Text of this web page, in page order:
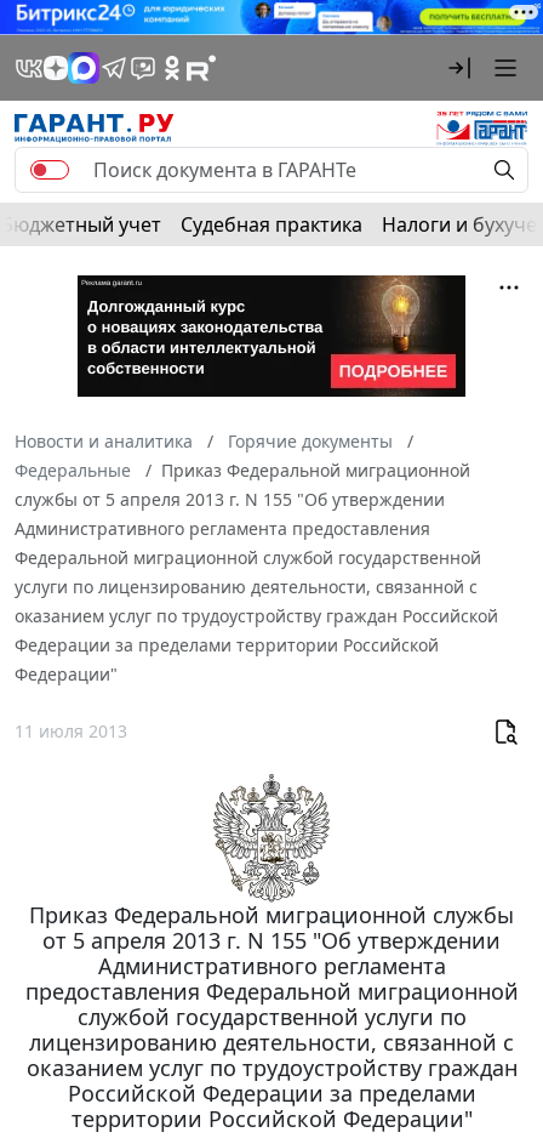
Бюджетный учет Судебная практика Налоги и
Новости и аналитика
Горячие документы
Федеральные
Приказ Федеральной миграционной
службы от 5 апреля 2013 г. N 155 "Об утверждении
Административного регламента предоставления
Федеральной миграционной службой государственной
услуги по лицензированию деятельности, связанной с
оказанием услуг по трудоустройству граждан Российской
Федерации за пределами территории Российской
Федерации"
11 июля 2013
Приказ Федеральной миграционной службы
от 5 апреля 2013 г. N 155 "Об утверждении
Административного регламента
предоставления Федеральной миграционной
службой государственной услуги по
лицензированию деятельности, связанной с
оказанием услуг по трудоустройству граждан
Российской Федерации за пределами
территории Российской Федерации"